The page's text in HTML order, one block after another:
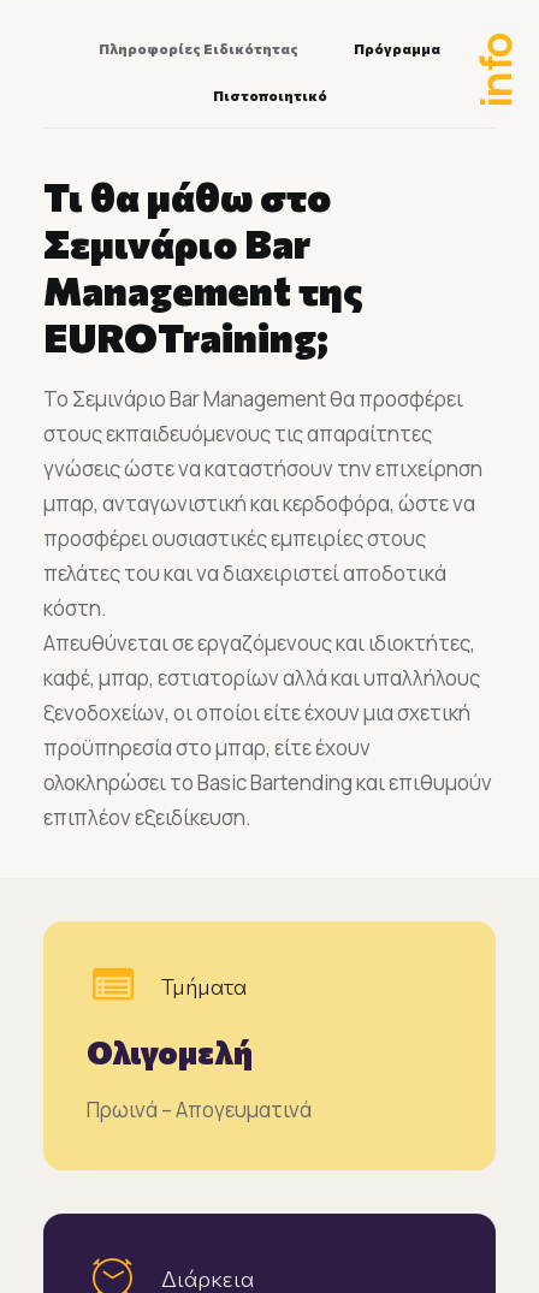
Πληροφορίες Ειδικότητας Πρόγραμμα
Πιστοποιητικό
Τι θα μάθω στο
Σεμινάριο Bar
Management της
EUROTraining;
Το Σεμινάριο Bar Management θα προσφέρει
στους εκπαιδευόμενους τις απαραίτητες
γνώσεις ώστε να καταστήσουν την επιχείρηση
μπαρ, ανταγωνιστική και κερδοφόρα, ώστε να
προσφέρει ουσιαστικές εμπειρίες στους
πελάτες του και να διαχειριστεί αποδοτικά
κόστη.
Απευθύνεται σε εργαζόμενους και ιδιοκτήτες,
καφέ, μπαρ, εστιατορίων αλλά και υπαλλήλους
ξενοδοχείων, οι οποίοι είτε έχουν μια σχετική
προϋπηρεσία στο μπαρ, είτε έχουν
ολοκληρώσει το Basic Bartending και επιθυμούν
επιπλέον εξειδίκευση.
info
Διάρκεια
Τμήματα
Ολιγομελή
Πρωινά – Απογευματινά